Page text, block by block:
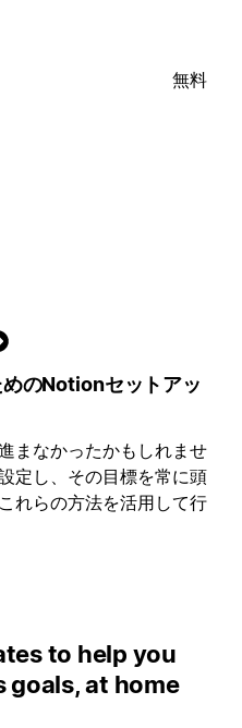
無料
のNotionセットアッ
まなかったかもしれませ
定し、その目標を常に頭
れらの方法を活用して行
to help you
goals, at home